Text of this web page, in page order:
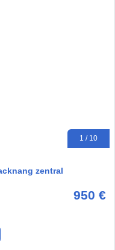
1 / 10
zentral
950 €